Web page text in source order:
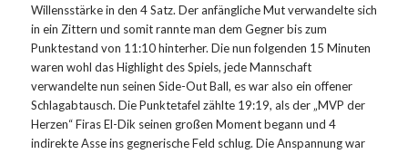
Willensstärke in den 4 Satz. Der anfängliche Mut verwandelte sich
in ein Zittern und somit rannte man dem Gegner bis zum
Punktestand von 11:10 hinterher. Die nun folgenden 15 Minuten
waren wohl das Highlight des Spiels, jede Mannschaft
verwandelte nun seinen Side-Out Ball, es war also ein offener
Schlagabtausch. Die Punktetafel zählte 19:19, als der „MVP der
Herzen“ Firas El-Dik seinen großen Moment begann und 4
indirekte Asse ins gegnerische Feld schlug. Die Anspannung war